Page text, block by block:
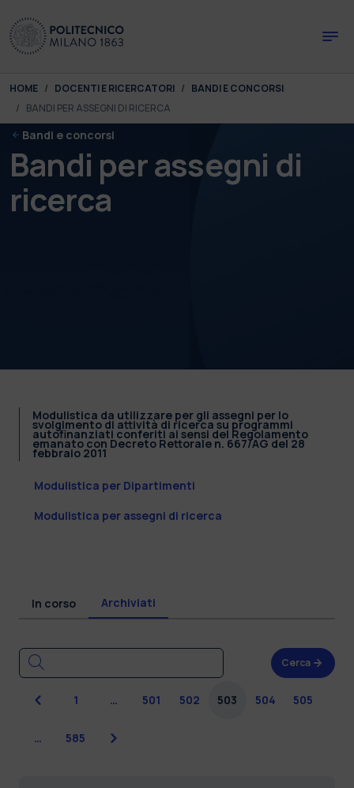
You are here:
HOME DOCENTI E RICERCATORI
BANDI E CONCORSI
BANDI PER ASSEGNI DI RICERCA
Bandi e concorsi
Bandi per assegni di
ricerca
Modulistica da utilizzare per gli assegni per lo
svolgimento di attività di ricerca su programmi
autofinanziati conferiti ai sensi del Regolamento
emanato con Decreto Rettorale n. 667/AG del 28
febbraio 2011
Modulistica per Dipartimenti
Modulistica per assegni di ricerca
In corso Archiviati
Cerca
Precedente
1 … 501 502 503 504 505
… 585 Successiva